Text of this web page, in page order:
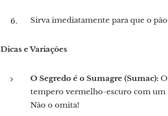
Sirva imediatamente para que o
Dicas e Variações
O Segredo é o Sumagre (Sumac):
tempero vermelho-escuro com um
Não o omita!